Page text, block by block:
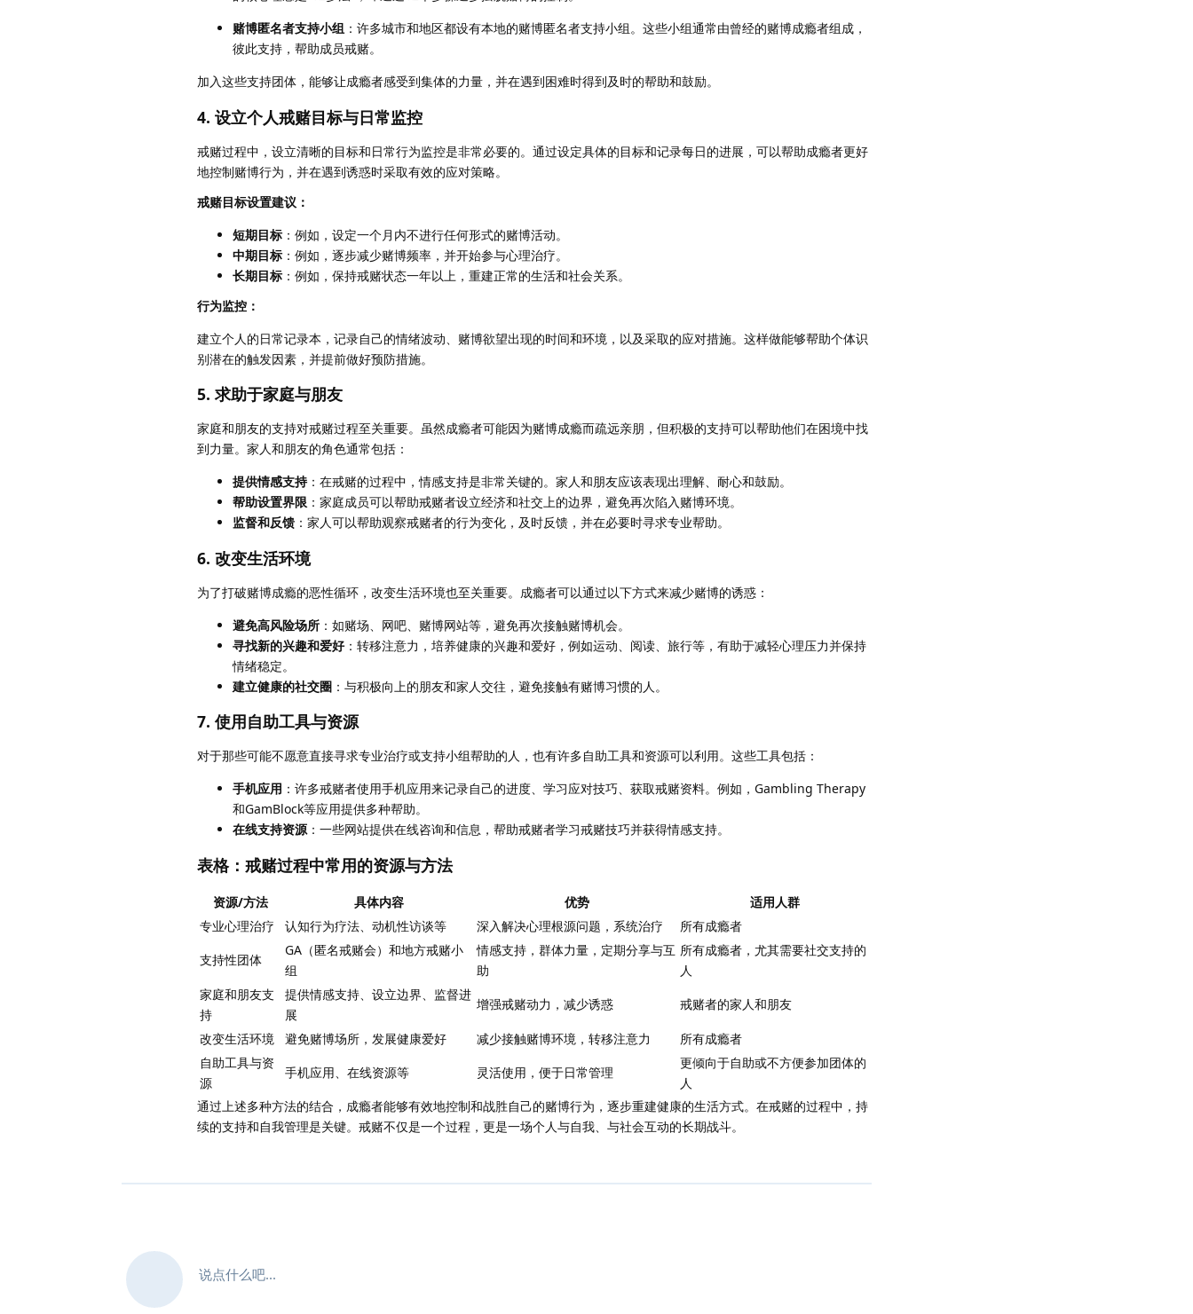
赌博匿名者支持小组 ：许多城市和地区都设有本地的赌博匿名者支持小组。这些小组通常由曾经的赌博成瘾者组成，
彼此支持，帮助成员戒赌。
加入这些支持团体，能够让成瘾者感受到集体的力量，并在遇到困难时得到及时的帮助和鼓励。
4. 设立个人戒赌目标与日常监控
戒赌过程中，设立清晰的目标和日常行为监控是非常必要的。通过设定具体的目标和记录每日的进展，可以帮助成瘾者更好
地控制赌博行为，并在遇到诱惑时采取有效的应对策略。
戒赌目标设置建议：
短期目标 ：例如，设定一个月内不进行任何形式的赌博活动。
中期目标 ：例如，逐步减少赌博频率，并开始参与心理治疗。
长期目标 ：例如，保持戒赌状态一年以上，重建正常的生活和社会关系。
行为监控：
建立个人的日常记录本，记录自己的情绪波动、赌博欲望出现的时间和环境，以及采取的应对措施。这样做能够帮助个体识
别潜在的触发因素，并提前做好预防措施。
5. 求助于家庭与朋友
家庭和朋友的支持对戒赌过程至关重要。虽然成瘾者可能因为赌博成瘾而疏远亲朋，但积极的支持可以帮助他们在困境中找
到力量。家人和朋友的角色通常包括：
提供情感支持：在戒赌的过程中，情感支持是非常关键的。家人和朋友应该表现出理解、耐心和鼓励。
帮助设置界限 ：家庭成员可以帮助戒赌者设立经济和社交上的边界，避免再次陷入赌博环境。
监督和反馈 ：家人可以帮助观察戒赌者的行为变化，及时反馈，并在必要时寻求专业帮助。
6. 改变生活环境
为了打破赌博成瘾的恶性循环，改变生活环境也至关重要。成瘾者可以通过以下方式来减少赌博的诱惑：
避免高风险场所 ：如赌场、网吧、赌博网站等，避免再次接触赌博机会。
寻找新的兴趣和爱好：转移注意力，培养健康的兴趣和爱好，例如运动、阅读、旅行等，有助于减轻心理压力并保持
情绪稳定。
建立健康的社交圈 ：与积极向上的朋友和家人交往，避免接触有赌博习惯的人。
7. 使用自助工具与资源
对于那些可能不愿意直接寻求专业治疗或支持小组帮助的人，也有许多自助工具和资源可以利用。这些工具包括：
手机应用 ：许多戒赌者使用手机应用来记录自己的进度、学习应对技巧、获取戒赌资料。例如，Gambling Therapy
和GamBlock等应用提供多种帮助。
在线支持资源：一些网站提供在线咨询和信息，帮助戒赌者学习戒赌技巧并获得情感支持。
表格：戒赌过程中常用的资源与方法
资源/方法 具体内容 优势
适用人群
专业心理治疗
认知行为疗法、动机性访谈等 深入解决心理根源问题，系统治疗
所有成瘾者
支持性团体
GA（匿名戒赌会）和地方戒赌小
组
情感支持，群体力量，定期分享与互
助
所有成瘾者，尤其需要社交支持的
人
家庭和朋友支
持
提供情感支持、设立边界、监督进
展
增强戒赌动力，减少诱惑 戒赌者的家人和朋友
改变生活环境 避免赌博场所，发展健康爱好 减少接触赌博环境，转移注意力
所有成瘾者
自助工具与资
源
手机应用、在线资源等 灵活使用，便于日常管理
更倾向于自助或不方便参加团体的
人
通过上述多种方法的结合，成瘾者能够有效地控制和战胜自己的赌博行为，逐步重建健康的生活方式。在戒赌的过程中，持
续的支持和自我管理是关键。戒赌不仅是一个过程，更是一场个人与自我、与社会互动的长期战斗。
说点什么吧...